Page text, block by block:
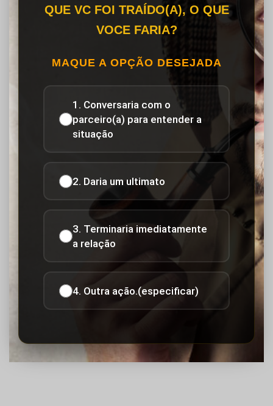
QUE VC FOI TRAÍDO(A), O QUE
VOCE FARIA?
MAQUE A OPÇÃO DESEJADA
1. Conversaria com o
parceiro(a) para entender a
situação
2. Daria um ultimato
3. Terminaria imediatamente
a relação
4. Outra ação.(especificar)